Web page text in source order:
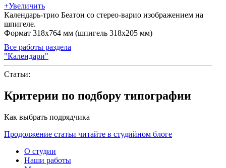
+Увеличить
Календарь-трио Беатон со стерео-варио изображением на
шпигеле.
Формат 318х764 мм (шпигель 318х205 мм)
Все работы раздела
"Календари"
Статьи:
Критерии по подбору типографии
Как выбрать подрядчика
Продолжение статьи читайте в студийном блоге
О студии
Наши работы